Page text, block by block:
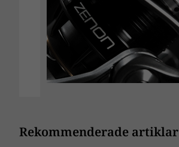
Rekommenderade artiklar